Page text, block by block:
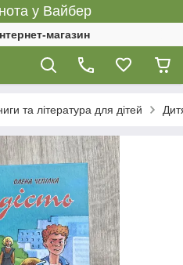
у Вайбер
магазин
та література для дітей